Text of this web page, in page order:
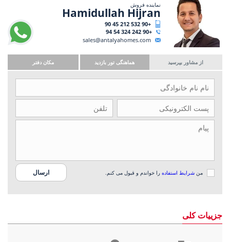
نماینده فروش
Hamidullah Hijran
+90 532 212 45 90
+90 242 324 54 94
sales@antalyahomes.com
از مشاور بپرسید هماهنگی تور بازدید مکان دفتر
من شرایط استفاده را خواندم و قبول می کنم.
جزییات کلی